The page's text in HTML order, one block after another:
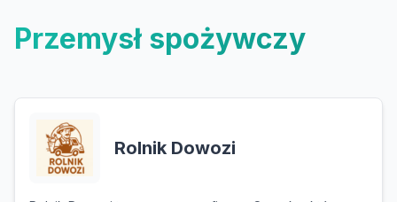
Przemysł spożywczy
Rolnik Dowozi